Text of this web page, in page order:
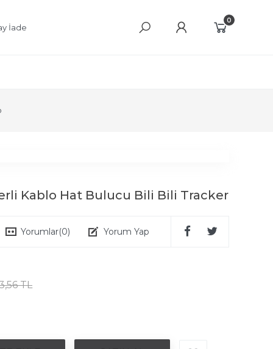
İade
0
Kablo Hat Bulucu Bili Bili Tracker
Yorumlar(0) Yorum Yap
TL